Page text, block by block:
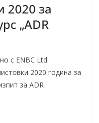
2020 за
„ADR
с ENBC Ltd.
2020 година за
за ADR